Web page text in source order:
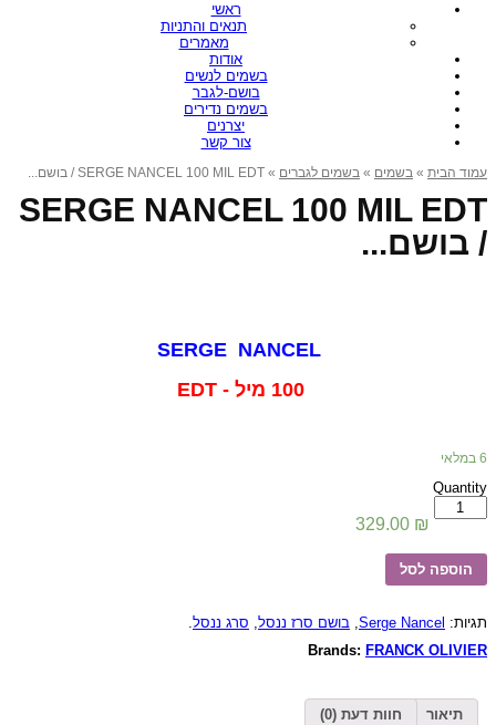
ראשי
תנאים והתניות
מאמרים
אודות
בשמים לנשים
בושם-לגבר
בשמים נדירים
יצרנים
צור קשר
עמוד הבית » בשמים » בשמים לגברים » SERGE NANCEL 100 MIL EDT / בושם...
SERGE NANCEL 100 MIL EDT
/ בושם...
6 במלאי
Quantity
כמות
של
NANCEL
100
MIL
/
לגבר
100
329.00 ₪
הוספה לסל
תגיות: Serge Nancel בושם סרז ננסל סרג ננסל
Brands: FRANCK OLIVIER
תיאור חוות דעת (0)